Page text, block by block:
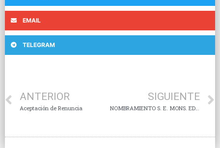
EMAIL
TELEGRAM
ANTERIOR
Aceptación de Renuncia
SIGUIENTE
NOMBRAMIENTO S. E. MONS. EDUARDO MUÑOZ OCHOA